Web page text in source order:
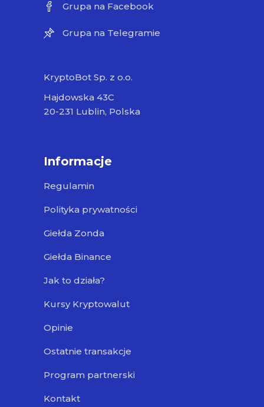
Grupa na Facebook
Grupa na Telegramie
KryptoBot Sp. z o.o.
Hajdowska 43C
20-231 Lublin, Polska
Informacje
Regulamin
Polityka prywatności
Giełda Zonda
Giełda Binance
Jak to działa?
Kursy Kryptowalut
Opinie
Ostatnie transakcje
Program partnerski
Kontakt